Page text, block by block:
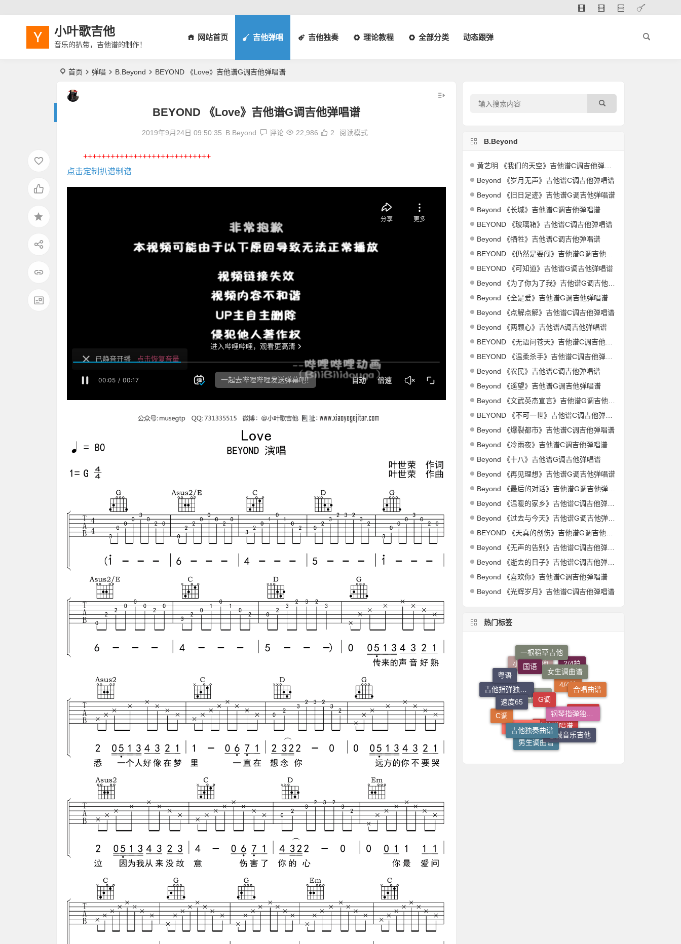
小叶歌吉他
音乐的扒带，吉他谱的制作！
网站首页 吉他弹唱 吉他独奏 理论教程 全部分类 动态跟弹
首页 弹唱 B.Beyond BEYOND 《Love》吉他谱G调吉他弹唱谱
BEYOND 《Love》吉他谱G调吉他弹唱谱
2019年9月24日 09:50:35 B.Beyond 评论 22,986 2 阅读模式
++++++++++++++++++++++++++++
点击定制扒谱制谱
B.Beyond
黄艺明 《我们的天空》吉他谱C调吉他弹唱谱
Beyond 《岁月无声》吉他谱C调吉他弹唱谱
Beyond 《旧日足迹》吉他谱G调吉他弹唱谱
Beyond 《长城》吉他谱C调吉他弹唱谱
BEYOND 《玻璃箱》吉他谱C调吉他弹唱谱
Beyond 《牺牲》吉他谱C调吉他弹唱谱
BEYOND 《仍然是要闯》吉他谱G调吉他弹唱谱
BEYOND 《可知道》吉他谱G调吉他弹唱谱
Beyond 《为了你为了我》吉他谱G调吉他弹唱谱
Beyond 《全是爱》吉他谱G调吉他弹唱谱
Beyond 《点解点解》吉他谱C调吉他弹唱谱
Beyond 《两颗心》吉他谱A调吉他弹唱谱
BEYOND 《无语问苍天》吉他谱C调吉他弹唱谱
BEYOND 《温柔杀手》吉他谱C调吉他弹唱谱
Beyond 《农民》吉他谱C调吉他弹唱谱
Beyond 《遥望》吉他谱G调吉他弹唱谱
Beyond 《文武英杰宣言》吉他谱G调吉他弹唱谱
BEYOND 《不可一世》吉他谱C调吉他弹唱谱
Beyond 《爆裂都市》吉他谱C调吉他弹唱谱
Beyond 《冷雨夜》吉他谱C调吉他弹唱谱
Beyond 《十八》吉他谱G调吉他弹唱谱
Beyond 《再见理想》吉他谱G调吉他弹唱谱
Beyond 《最后的对话》吉他谱G调吉他弹唱谱
Beyond 《温暖的家乡》吉他谱C调吉他弹唱谱
Beyond 《过去与今天》吉他谱G调吉他弹唱谱
BEYOND 《天真的创伤》吉他谱G调吉他弹唱谱
Beyond 《无声的告别》吉他谱C调吉他弹唱谱
Beyond 《逝去的日子》吉他谱C调吉他弹唱谱
Beyond 《喜欢你》吉他谱C调吉他弹唱谱
Beyond 《光辉岁月》吉他谱C调吉他弹唱谱
热门标签
小叶歌吉他
一根稻草吉他
2/4拍
4/4拍
速度80
吉他指弹独奏谱
粤语
国语
女生调曲谱
合唱曲谱
速度70
吉他弹唱谱
乐乐钢琴
C调
速度65
G调
钢琴指弹独奏谱
志诚音乐吉他
男生调曲谱
吉他独奏曲谱